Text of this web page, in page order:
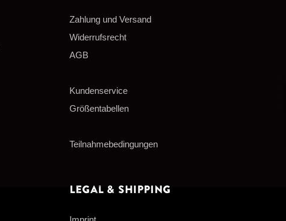
Zahlung und Versand
Widerrufsrecht
AGB
Kundenservice
Größentabellen
Teilnahmebedingungen
Legal & Shipping